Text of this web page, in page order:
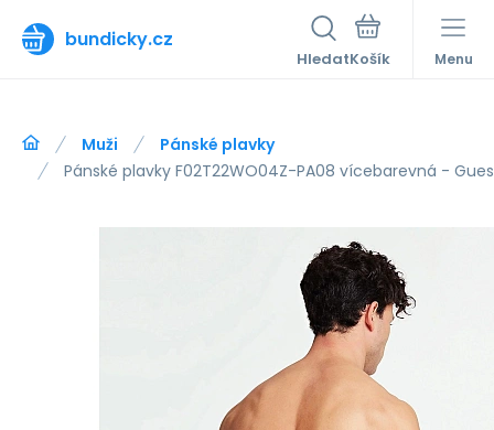
bundicky.cz
Hledat Menu
Muži
Pánské plavky
Pánské plavky F02T22WO04Z-PA08 vícebarevná -